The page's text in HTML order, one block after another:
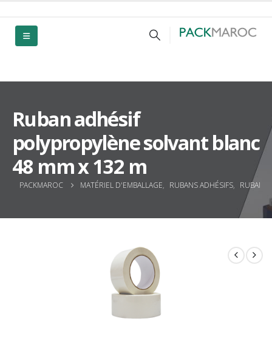
Ruban adhésif
polypropylène solvant blanc
48 mm x 132 m
PACKMAROC MATÉRIEL D'EMBALLAGE, RUBANS ADHÉSIFS, RUBANS